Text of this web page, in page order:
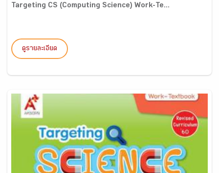
Targeting CS (Computing Science) Work-Te...
ดูรายละเอียด